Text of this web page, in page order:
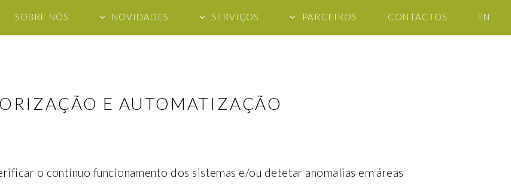
SOBRE NÓS NOVIDADES SERVIÇOS PARCEIROS CONTACTOS EN
E AUTOMATIZAÇÃO
o contínuo funcionamento dos sistemas e/ou detetar anomalias em áreas